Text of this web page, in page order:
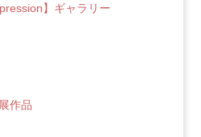
】ギャラリー
作品